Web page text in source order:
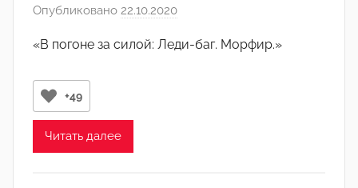
Опубликовано 22.10.2020
т
«В погоне за силой: Леди-баг. Морфир.»
+49
Читать далее